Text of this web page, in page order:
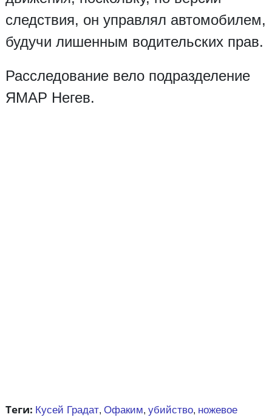
следствия, он управлял автомобилем,
будучи лишенным водительских прав.
Расследование вело подразделение
ЯМАР Негев.
Теги: Кусей Градат, Офаким, убийство, ножевое